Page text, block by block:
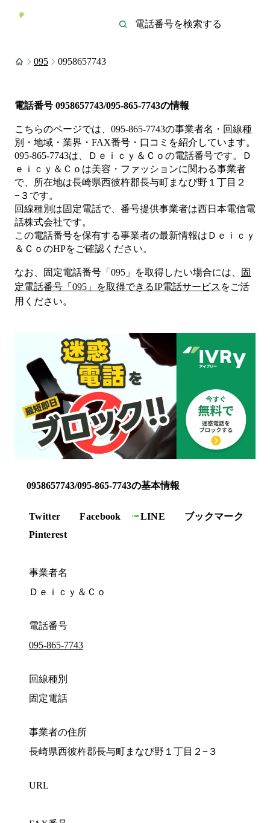
095 0958657743
電話番号 0958657743/095-865-7743の情報
こちらのページでは、 095-865-7743の事業者名・回線種
別・地域・業界・FAX番号・口コミを紹介しています。
095-865-7743は、 Ｄｅｉｃｙ＆Ｃｏ の電話番号です。
Ｄ
ｅｉｃｙ＆Ｃｏは美容・ファッションに関わる事業者
で、所在地は長崎県西彼杵郡長与町まなび野１丁目２
−３ です。
回線種別は固定電話で、番号提供事業者は西日本電信電
話株式会社です。
この電話番号を保有する事業者の最新情報は Ｄｅｉｃｙ
＆Ｃｏ のHPをご確認ください。
なお、固定電話番号「 095 」を取得したい場合には、
固
定電話番号「 095 」を取得できるIP電話サービス をご活
用ください。
0958657743/095-865-7743の基本情報
Twitter Facebook LINE
ブックマーク
Pinterest
事業者名
Ｄｅｉｃｙ＆Ｃｏ
電話番号
095-865-7743
回線種別
固定電話
事業者の住所
長崎県西彼杵郡長与町まなび野１丁目２−３
URL